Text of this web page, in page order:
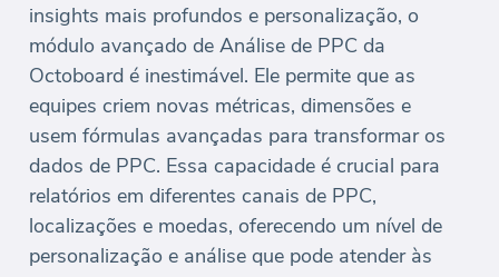
insights mais profundos e personalização, o
módulo avançado de Análise de PPC da
Octoboard é inestimável. Ele permite que as
equipes criem novas métricas, dimensões e
usem fórmulas avançadas para transformar os
dados de PPC. Essa capacidade é crucial para
relatórios em diferentes canais de PPC,
localizações e moedas, oferecendo um nível de
personalização e análise que pode atender às